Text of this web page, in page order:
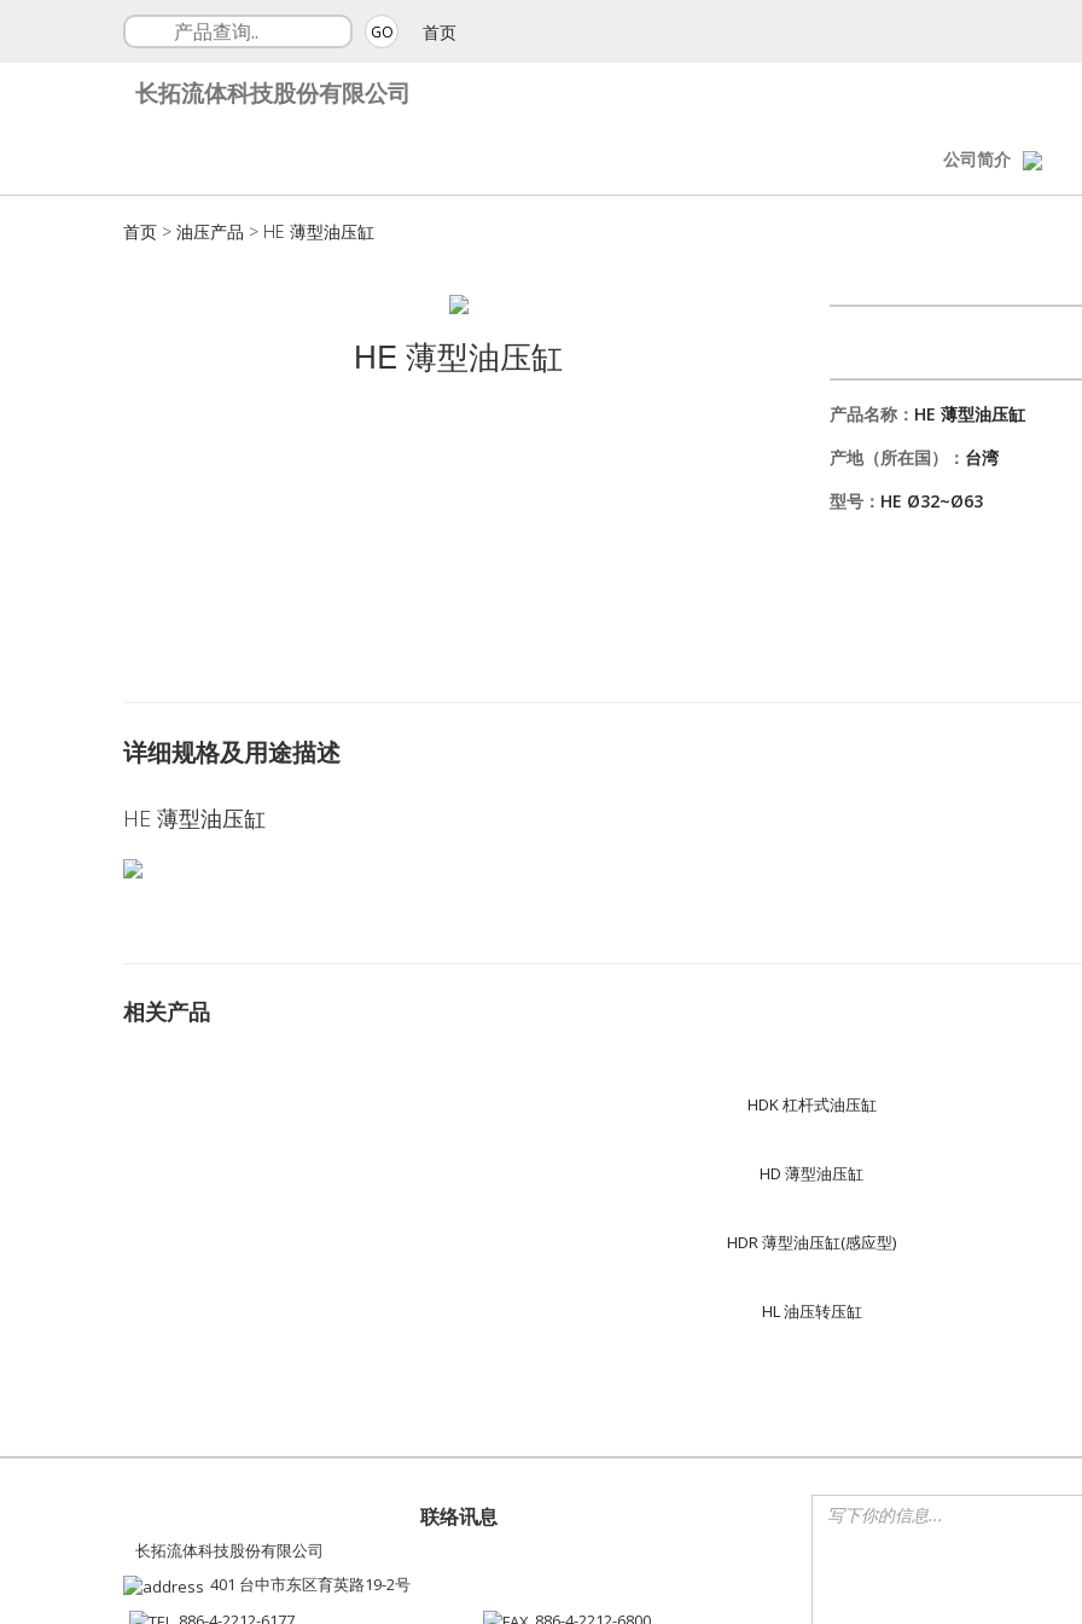
GO 首页
长拓流体科技股份有限公司
公司简介
首页 > 油压产品 > HE 薄型油压缸
HE 薄型油压缸
产品名称： HE 薄型油压缸
产地（所在国）： 台湾
型号： HE Ø32~Ø63
详细规格及用途描述
HE 薄型油压缸
相关产品
HDK 杠杆式油压缸
HD 薄型油压缸
HDR 薄型油压缸(感应型)
HL 油压转压缸
联络讯息
长拓流体科技股份有限公司
401 台中市东区育英路19-2号